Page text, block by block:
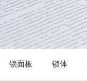
锁面板 锁体